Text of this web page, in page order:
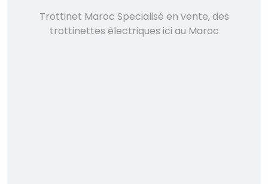
Trottinet Maroc Specialisé en vente, des
trottinettes électriques ici au Maroc